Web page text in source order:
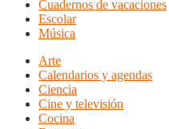
Cuadernos de vacaciones
Escolar
Música
Arte
Calendarios y agendas
Ciencia
Cine y televisión
Cocina